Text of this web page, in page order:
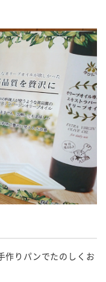
作りパンでたのしくお